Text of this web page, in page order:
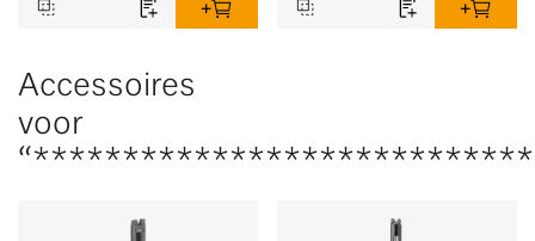
Accessoires
voor